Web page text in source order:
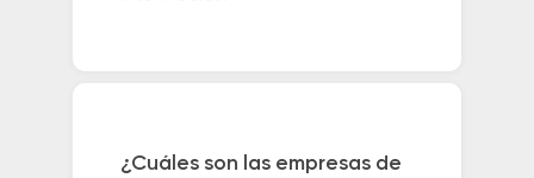
¿Cuáles son las empresas de